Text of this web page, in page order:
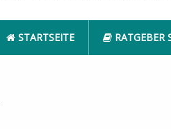
STARTSEITE RATGEBER